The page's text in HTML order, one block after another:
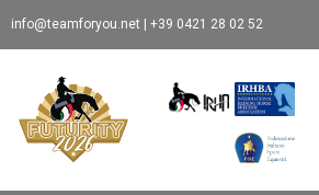
info@teamforyou.net +39 0421 28 02 52